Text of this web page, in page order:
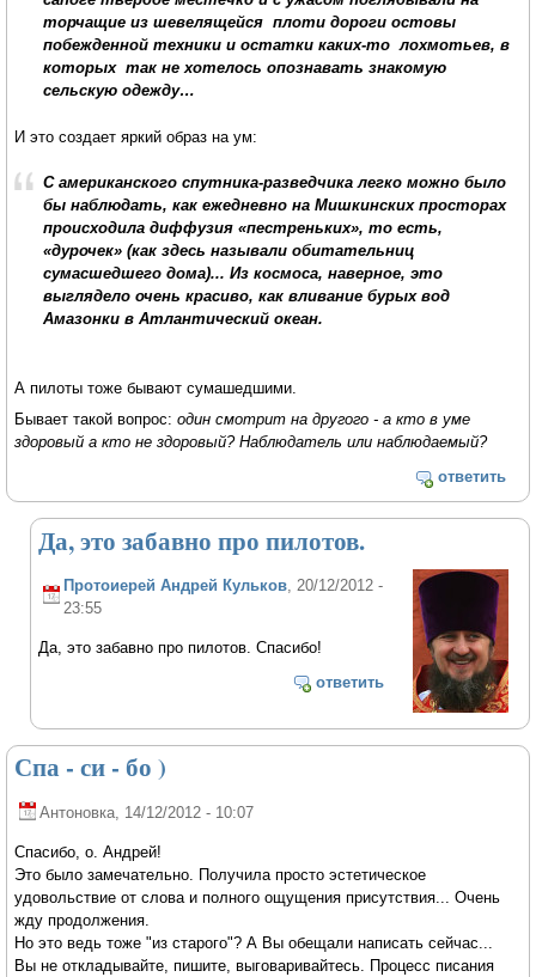
торчащие из шевелящейся плоти дороги остовы
побежденной техники и остатки каких-то лохмотьев, в
которых так не хотелось опознавать знакомую
сельскую одежду…
И это создает яркий образ на ум:
С американского спутника-разведчика легко можно было
бы наблюдать, как ежедневно на Мишкинских просторах
происходила диффузия «пестреньких», то есть,
«дурочек» (как здесь называли обитательниц
сумасшедшего дома)... Из космоса, наверное, это
выглядело очень красиво, как вливание бурых вод
Амазонки в Атлантический океан.
А пилоты тоже бывают сумашедшими.
Бывает такой вопрос:один смотрит на другого - а кто в уме
здоровый а кто не здоровый? Наблюдатель или наблюдаемый?
ответить
Да, это забавно про пилотов.
Протоиерей Андрей Кульков, 20/12/2012 -
23:55
Да, это забавно про пилотов. Спасибо!
ответить
Спа - си - бо )
Антоновка, 14/12/2012 - 10:07
Спасибо, о. Андрей!
Это было замечательно. Получила просто эстетическое
удовольствие от слова и полного ощущения присутствия... Очень
жду продолжения.
Но это ведь тоже "из старого"? А Вы обещали написать сейчас...
Вы не откладывайте, пишите, выговаривайтесь. Процесс писания